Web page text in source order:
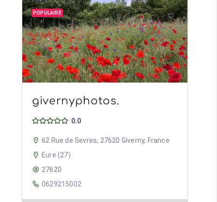
POPULAIRE
givernyphotos.
0.0
62 Rue de Sevres, 27620 Giverny, France
Eure (27)
27620
0629215002